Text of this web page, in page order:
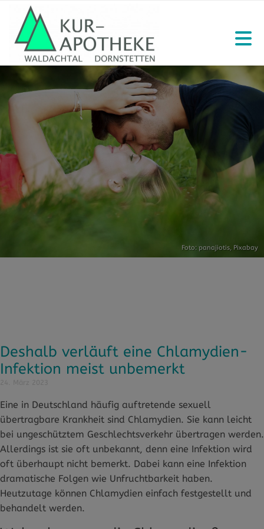
Foto: panajiotis, Pixabay
Deshalb verläuft eine Chlamydien-
Infektion meist unbemerkt
Eine in Deutschland häufig auftretende sexuell
übertragbare Krankheit sind Chlamydien. Sie kann leicht
bei ungeschütztem Geschlechtsverkehr übertragen werden.
Allerdings ist sie oft unbekannt, denn eine Infektion wird
oft überhaupt nicht bemerkt. Dabei kann eine Infektion
dramatische Folgen wie Unfruchtbarkeit haben.
Heutzutage können Chlamydien einfach festgestellt und
behandelt werden.